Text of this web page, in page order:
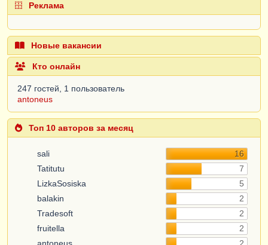
Реклама
Новые вакансии
Кто онлайн
247 гостей, 1 пользователь
antoneus
Топ 10 авторов за месяц
sali
16
Tatitutu
7
LizkaSosiska
5
balakin
2
Tradesoft
2
fruitella
2